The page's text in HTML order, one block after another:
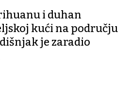
i duhan
kući na području
je zaradio